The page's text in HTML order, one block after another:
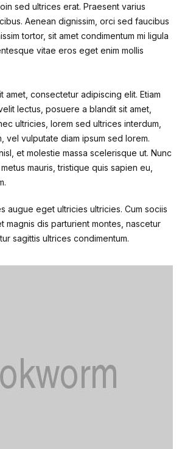
sed ultrices erat. Praesent varius
Aenean dignissim, orci sed faucibus
tortor, sit amet condimentum mi ligula
vitae eros eget enim mollis
amet, consectetur adipiscing elit. Etiam
lectus, posuere a blandit sit amet,
ultricies, lorem sed ultrices interdum,
vel vulputate diam ipsum sed lorem.
et molestie massa scelerisque ut. Nunc
mauris, tristique quis sapien eu,
augue eget ultricies ultricies. Cum sociis
magnis dis parturient montes, nascetur
sagittis ultrices condimentum.